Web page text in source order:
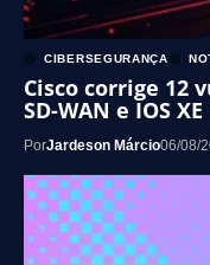
CIBERSEGURANÇA
Cisco corrige 12
SD-WAN e IOS XE
PorJardeson Márcio06/08/